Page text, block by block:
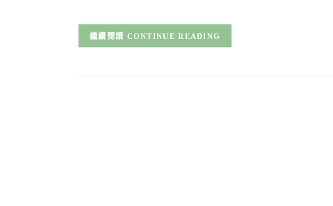
CONTINUE READING